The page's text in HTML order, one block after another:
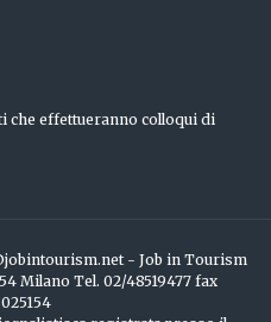
che effettueranno colloqui di
- Job in Tourism
Milano Tel. 02/48519477 fax